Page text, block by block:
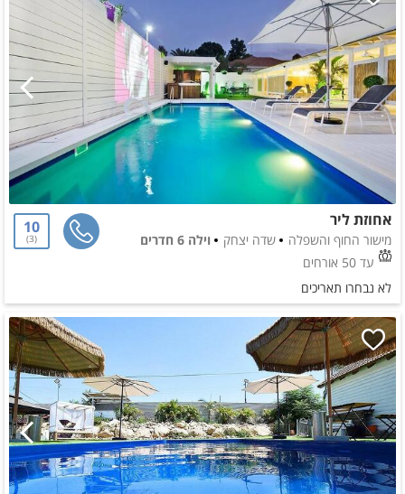
אחוזת ליר
מישור החוף והשפלה שדה יצחק
וילה 6 חדרים
עד 50 אורחים
10
3
לא נבחרו תאריכים